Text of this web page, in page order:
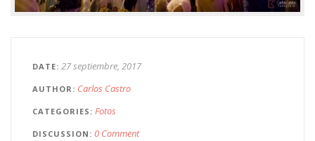
DATE 27 septiembre, 2017
AUTHOR Carlos Castro
CATEGORIES Fotos
DISCUSSION 0 Comment